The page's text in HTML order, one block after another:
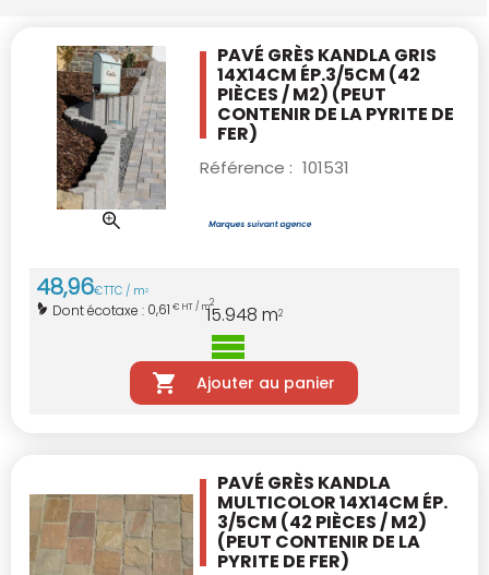
PAVÉ GRÈS KANDLA GRIS
14X14CM ÉP.3/5CM (42
PIÈCES / M2) (PEUT
CONTENIR DE LA PYRITE DE
FER)
Référence : 101531
48,96€TTC / m2
Dont écotaxe : 0,61 € HT / m2
15.948 m2
Ajouter au panier
PAVÉ GRÈS KANDLA
MULTICOLOR 14X14CM ÉP.
3/5CM (42 PIÈCES / M2)
(PEUT CONTENIR DE LA
PYRITE DE FER)